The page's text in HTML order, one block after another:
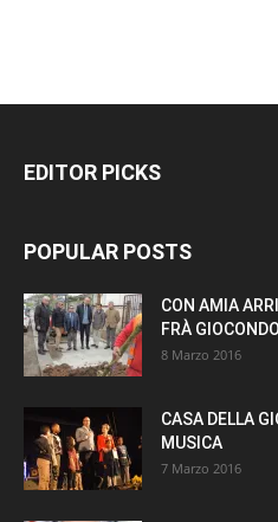
EDITOR PICKS
POPULAR POSTS
CON AMIA
FRÀ GIOCONDO
8 Marzo 2016
CASA DELLA
MUSICA
7 Marzo 2016